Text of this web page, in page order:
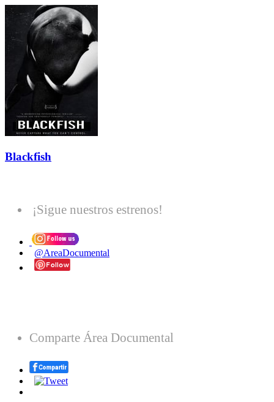
Blackfish
¡Sigue nuestros estrenos!
@AreaDocumental
Comparte Área Documental